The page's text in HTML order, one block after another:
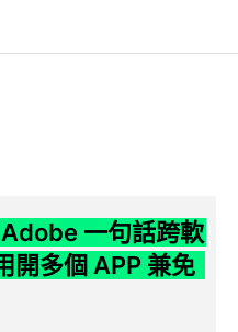
一句話跨軟
開多個 APP 兼免